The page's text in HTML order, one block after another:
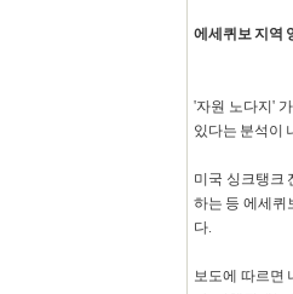
에세퀴보 지역
'자원 노다지'
있다는 분석이
미국 싱크탱크
하는 등 에세퀴
다.
보도에 따르면